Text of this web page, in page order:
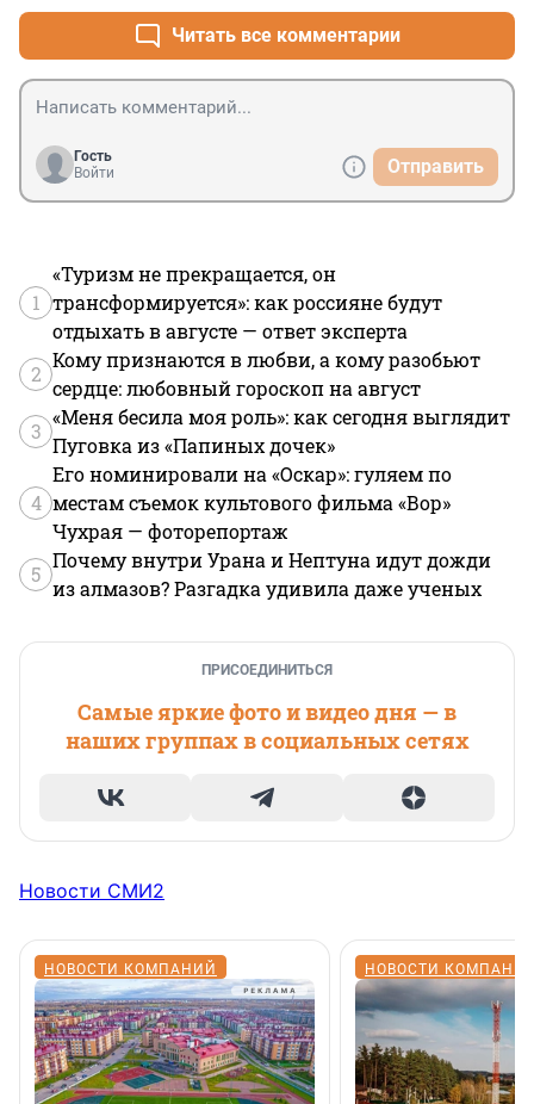
Читать все комментарии
Гость
Войти
Отправить
1
«Туризм не прекращается, он
трансформируется»: как россияне будут
отдыхать в августе — ответ эксперта
2
Кому признаются в любви, а кому разобьют
сердце: любовный гороскоп на август
3
«Меня бесила моя роль»: как сегодня выглядит
Пуговка из «Папиных дочек»
4
Его номинировали на «Оскар»: гуляем по
местам съемок культового фильма «Вор»
Чухрая — фоторепортаж
5
Почему внутри Урана и Нептуна идут дожди
из алмазов? Разгадка удивила даже ученых
ПРИСОЕДИНИТЬСЯ
Самые яркие фото и видео дня — в
наших группах в социальных сетях
Новости СМИ2
НОВОСТИ КОМПАНИЙ НОВОСТИ